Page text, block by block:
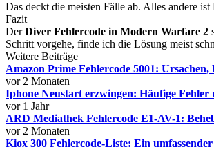
Das deckt die meisten Fälle ab. Alles andere ist
Fazit
DerDiver Fehlercode in Modern Warfare 2
Schritt vorgehe, finde ich die Lösung meist
Weitere Beiträge
Amazon Prime Fehlercode 5001:
vor 2 Monaten
Iphone Neustart erzwingen: Häufige Fehler
vor 1 Jahr
ARD Mediathek Fehlercode E1-AV-1:
vor 2 Monaten
Kiox 300 Fehlercode-Liste: Ein